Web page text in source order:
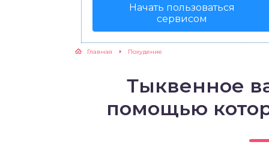
Начать пользоваться
сервисом
Главная Похудение
Тыквенное
помощью